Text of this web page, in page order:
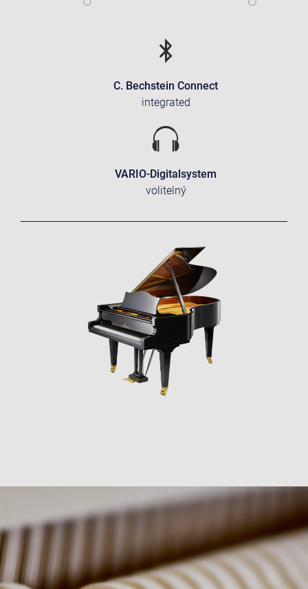
C. Bechstein Connect
integrated
VARIO-Digitalsystem
volitelný